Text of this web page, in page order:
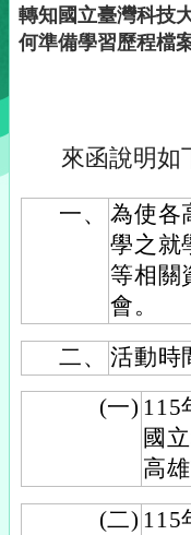
轉知國立臺灣科技
何準備學習歷程檔
來函說明如
一、
為使各
學之就
等相關
會。
二、
活動時
(一) 115
國
高
(二) 115